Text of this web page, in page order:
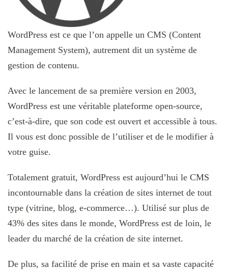
WordPress est ce que l’on appelle un CMS (Content
Management System), autrement dit un système de
gestion de contenu.
Avec le lancement de sa première version en 2003,
WordPress est une véritable plateforme open-source,
c’est-à-dire, que son code est ouvert et accessible à tous.
Il vous est donc possible de l’utiliser et de le modifier à
votre guise.
Totalement gratuit, WordPress est aujourd’hui le CMS
incontournable dans la création de sites internet de tout
type (vitrine, blog, e-commerce…). Utilisé sur plus de
43% des sites dans le monde, WordPress est de loin, le
leader du marché de la création de site internet.
De plus, sa facilité de prise en main et sa vaste capacité